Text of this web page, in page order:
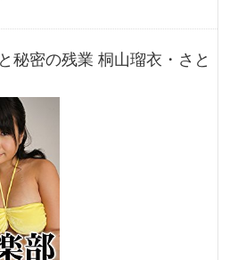
秘密の残業 桐山瑠衣・さと